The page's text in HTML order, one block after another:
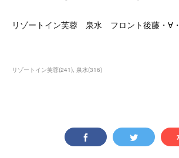
リゾートイン芙蓉 泉水 フロント後藤・∀・
リゾートイン芙蓉(241) 泉水(316)